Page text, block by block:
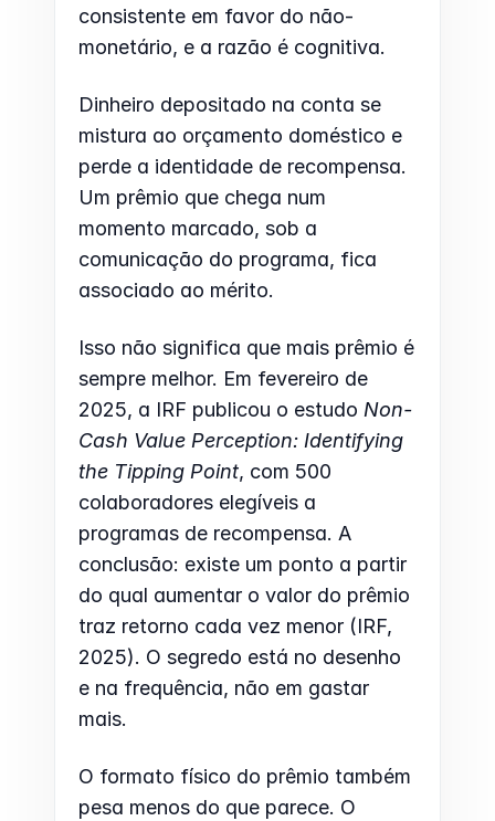
consistente em favor do não-
monetário, e a razão é cognitiva.
Dinheiro depositado na conta se
mistura ao orçamento doméstico e
perde a identidade de recompensa.
Um prêmio que chega num
momento marcado, sob a
comunicação do programa, fica
associado ao mérito.
Isso não significa que mais prêmio é
sempre melhor. Em fevereiro de
2025, a IRF publicou o estudo Non-
Cash Value Perception: Identifying
the Tipping Point, com 500
colaboradores elegíveis a
programas de recompensa. A
conclusão: existe um ponto a partir
do qual aumentar o valor do prêmio
traz retorno cada vez menor (IRF,
2025). O segredo está no desenho
e na frequência, não em gastar
mais.
O formato físico do prêmio também
pesa menos do que parece. O